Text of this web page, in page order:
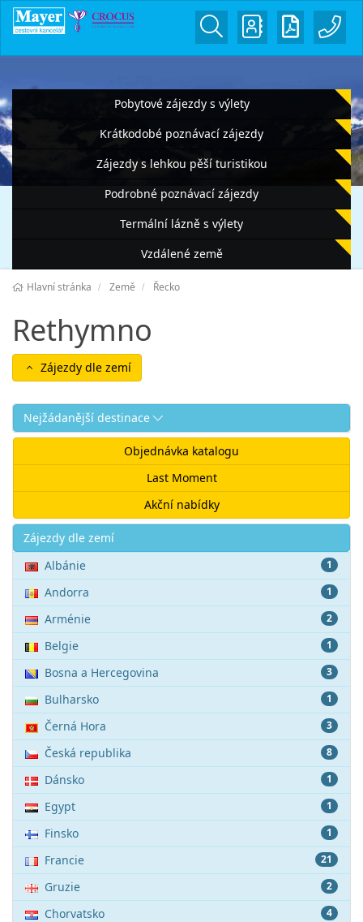
Pobytové zájezdy s výlety
Krátkodobé poznávací zájezdy
Zájezdy s lehkou pěší turistikou
Podrobné poznávací zájezdy
Termální lázně s výlety
Vzdálené země
Hlavní stránka Země Řecko
Rethymno
Zájezdy dle zemí
Nejžádanější destinace
Objednávka katalogu
Last Moment
Akční nabídky
Akce
Zájezdy dle zemí
1
Albánie
1
Andorra
2
Arménie
1
Belgie
3
Bosna a Hercegovina
1
Bulharsko
3
Černá Hora
8
Česká republika
1
Dánsko
1
Egypt
1
Finsko
21
Francie
2
Gruzie
4
Chorvatsko